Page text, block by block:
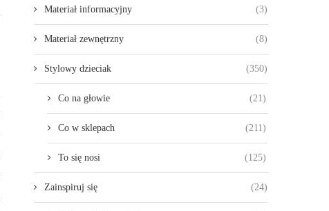
Materiał informacyjny (3)
Materiał zewnętrzny (8)
Stylowy dzieciak (350)
Co na głowie (21)
Co w sklepach (211)
To się nosi (125)
Zainspiruj się (24)